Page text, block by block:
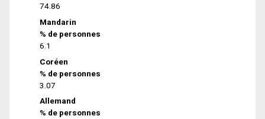
74.86
Mandarin
% de personnes
6.1
Coréen
% de personnes
3.07
Allemand
% de personnes